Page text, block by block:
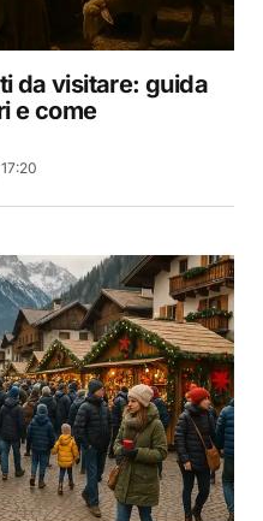
da visitare: guida
e come